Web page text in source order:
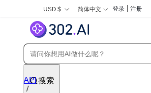
USD $ 简体中文 登录 注册
搜索
API